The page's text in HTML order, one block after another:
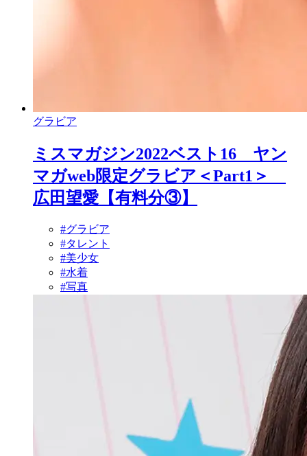
グラビア
ミスマガジン2022ベスト16 ヤン
マガweb限定グラビア＜Part1＞
広田望愛【有料分③】
#グラビア
#タレント
#美少女
#水着
#写真